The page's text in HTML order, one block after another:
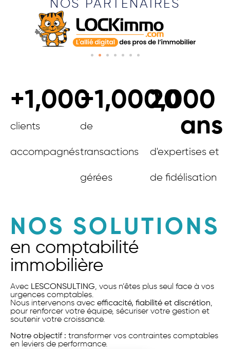
NOS PARTENAIRES
clients
accompagnés
+1,000
de
transactions
gérées
+1,000,000
d'expertises et
de fidélisation
20
ans
NOS SOLUTIONS
en comptabilité
immobilière
Avec LESCONSULTING, vous n’êtes plus seul face à vos
urgences comptables.
Nous intervenons avec efficacité, fiabilité et discrétion,
pour renforcer votre équipe, sécuriser votre gestion et
soutenir votre croissance.
Notre objectif : transformer vos contraintes comptables
en leviers de performance.